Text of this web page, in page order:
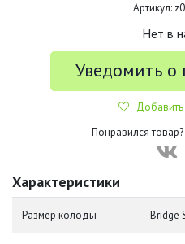
Артикул:
Нет в
Уведомить о
Добавить
Понравился
Характеристики
Размер колоды Bridge